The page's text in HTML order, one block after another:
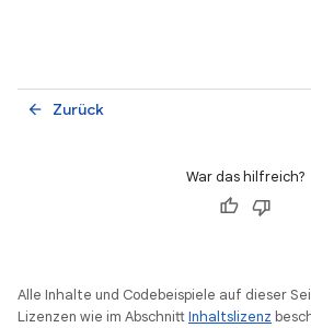
Zurück
arrow_back
War das hilfreich?
Alle Inhalte und Codebeispiele auf dieser
Lizenzen wie im AbschnittInhaltslizenz